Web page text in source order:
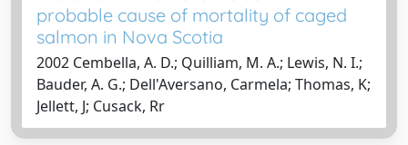
probable cause of mortality of caged
salmon in Nova Scotia
2002 Cembella, A. D.; Quilliam, M. A.; Lewis, N. I.;
Bauder, A. G.; Dell'Aversano, Carmela; Thomas, K;
Jellett, J; Cusack, Rr